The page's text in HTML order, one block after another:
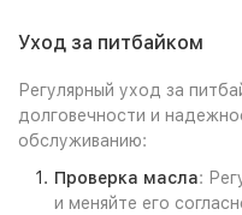
Уход за питбайком
Регулярный уход за
долговечности и
обслуживанию:
Проверка масла:
и меняйте его